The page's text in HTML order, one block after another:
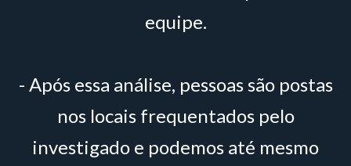
equipe.
- Após essa análise, pessoas são postas
nos locais frequentados pelo
investigado e podemos até mesmo